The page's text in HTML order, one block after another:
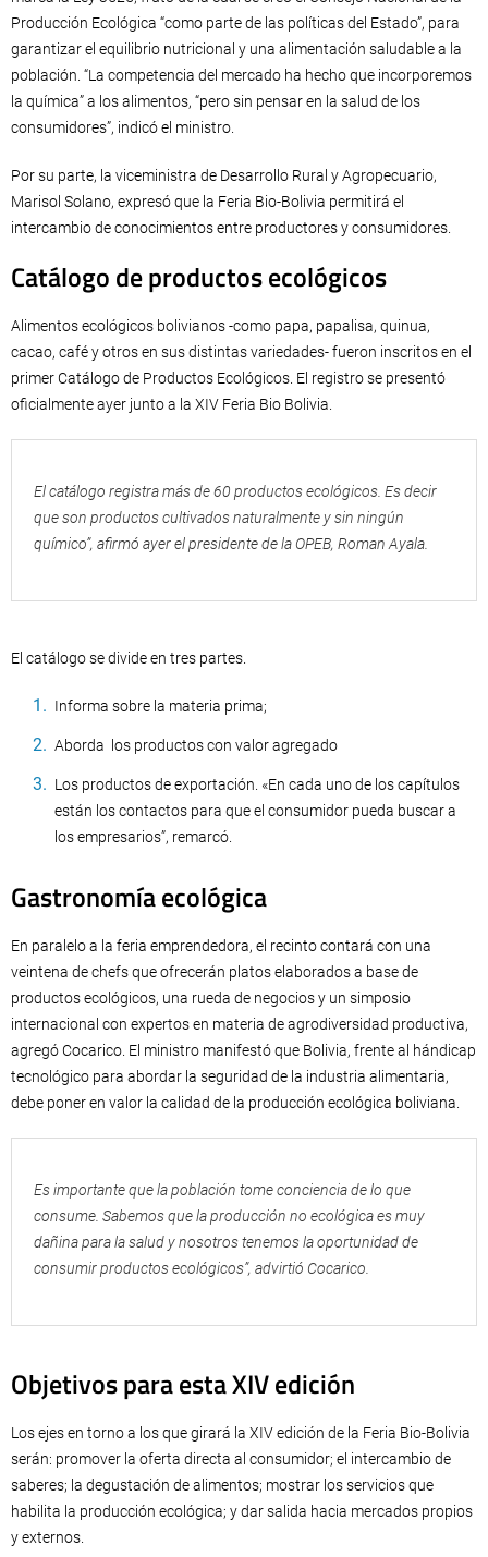
Producción Ecológica “como parte de las políticas del Estado”, para
garantizar el equilibrio nutricional y una alimentación saludable a la
población. “La competencia del mercado ha hecho que incorporemos
la química” a los alimentos, “pero sin pensar en la salud de los
consumidores”, indicó el ministro.
Por su parte, la viceministra de Desarrollo Rural y Agropecuario,
Marisol Solano, expresó que la Feria Bio-Bolivia permitirá el
intercambio de conocimientos entre productores y consumidores.
Catálogo de productos ecológicos
Alimentos ecológicos bolivianos -como papa, papalisa, quinua,
cacao, café y otros en sus distintas variedades- fueron inscritos en el
primer Catálogo de Productos Ecológicos. El registro se presentó
oficialmente ayer junto a la XIV Feria Bio Bolivia.
El catálogo registra más de 60 productos ecológicos. Es decir
que son productos cultivados naturalmente y sin ningún
químico”, afirmó ayer el presidente de la OPEB, Roman Ayala.
El catálogo se divide en tres partes.
Informa sobre la materia prima;
Aborda los productos con valor agregado
Los productos de exportación. «En cada uno de los capítulos
están los contactos para que el consumidor pueda buscar a
los empresarios”, remarcó.
Gastronomía ecológica
En paralelo a la feria emprendedora, el recinto contará con una
veintena de chefs que ofrecerán platos elaborados a base de
productos ecológicos, una rueda de negocios y un simposio
internacional con expertos en materia de agrodiversidad productiva,
agregó Cocarico. El ministro manifestó que Bolivia, frente al hándicap
tecnológico para abordar la seguridad de la industria alimentaria,
debe poner en valor la calidad de la producción ecológica boliviana.
Es importante que la población tome conciencia de lo que
consume. Sabemos que la producción no ecológica es muy
dañina para la salud y nosotros tenemos la oportunidad de
consumir productos ecológicos”, advirtió Cocarico.
Objetivos para esta XIV edición
Los ejes en torno a los que girará la XIV edición de la Feria Bio-Bolivia
serán: promover la oferta directa al consumidor; el intercambio de
saberes; la degustación de alimentos; mostrar los servicios que
habilita la producción ecológica; y dar salida hacia mercados propios
y externos.